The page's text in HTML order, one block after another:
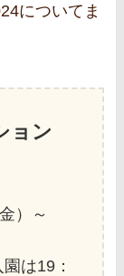
についてま
ョン
）～
は19：